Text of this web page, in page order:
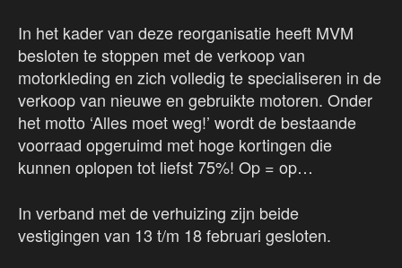
In het kader van deze reorganisatie heeft MVM
besloten te stoppen met de verkoop van
motorkleding en zich volledig te specialiseren in de
verkoop van nieuwe en gebruikte motoren. Onder
het motto ‘Alles moet weg!’ wordt de bestaande
voorraad opgeruimd met hoge kortingen die
kunnen oplopen tot liefst 75%! Op = op…
In verband met de verhuizing zijn beide
vestigingen van 13 t/m 18 februari gesloten.